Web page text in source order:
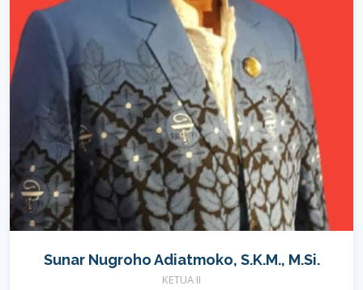
Sunar Nugroho Adiatmoko, S.K.M., M.Si.
KETUA II